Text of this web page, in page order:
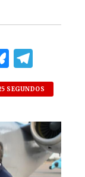
B
lu
es
k
y
el
e
g
ra
m
SEGUNDOS